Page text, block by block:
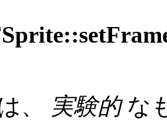
、
実験的な